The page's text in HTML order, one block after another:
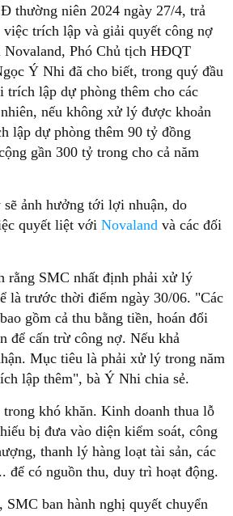
thường niên 2024 ngày 27/4, trả
trích lập và giải quyết công nợ
Phó Chủ tịch HĐQT
Ý Nhi đã cho biết, trong quý đầu
trích lập dự phòng thêm cho các
nếu không xử lý được khoản
lập dự phòng thêm 90 tỷ đồng
gần 300 tỷ trong cho cả năm
ảnh hưởng tới lợi nhuận, do
quyết liệt với Novaland và các đối
rằng SMC nhất định phải xử lý
là trước thời điểm ngày 30/06. "Các
gồm cả thu bằng tiền, hoán đổi
để cấn trừ công nợ. Nếu khả
Mục tiêu là phải xử lý trong năm
lập thêm", bà Ý Nhi chia sẻ.
khó khăn. Kinh doanh thua lỗ
bị đưa vào diện kiểm soát, công
thanh lý hàng loạt tài sản, các
để có nguồn thu, duy trì hoạt động.
ban hành nghị quyết chuyển